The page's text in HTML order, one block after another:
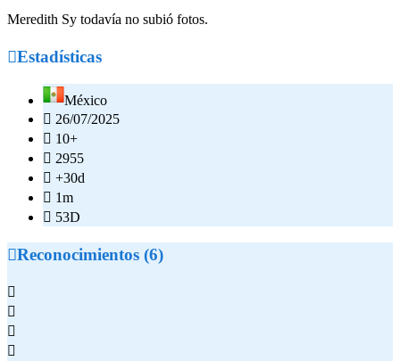
Meredith Sy todavía no subió fotos.
Estadísticas
México
 26/07/2025
 10+
 2955
 +30d
 1m
 53D
Reconocimientos (6)



